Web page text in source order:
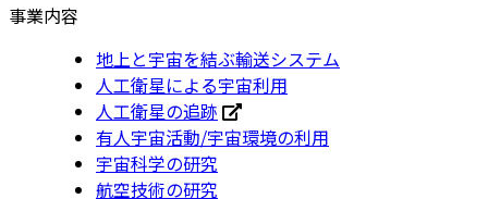
事業内容
地上と宇宙を結ぶ輸送システム
人工衛星による宇宙利用
人工衛星の追跡
有人宇宙活動/宇宙環境の利用
宇宙科学の研究
航空技術の研究